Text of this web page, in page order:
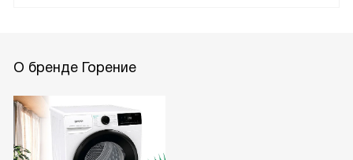
О бренде Горение